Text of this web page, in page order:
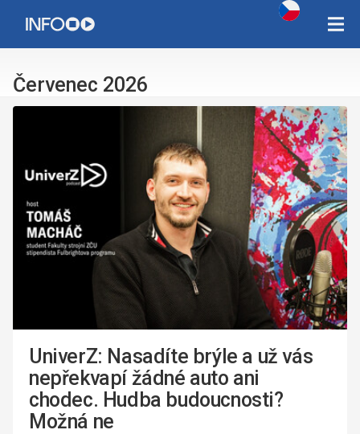
Červenec 2026
UniverZ: Nasadíte brýle a už vás
nepřekvapí žádné auto ani
chodec. Hudba budoucnosti?
Možná ne
Copyright Západočeská univerzita v Plzni 2015 - 2026,